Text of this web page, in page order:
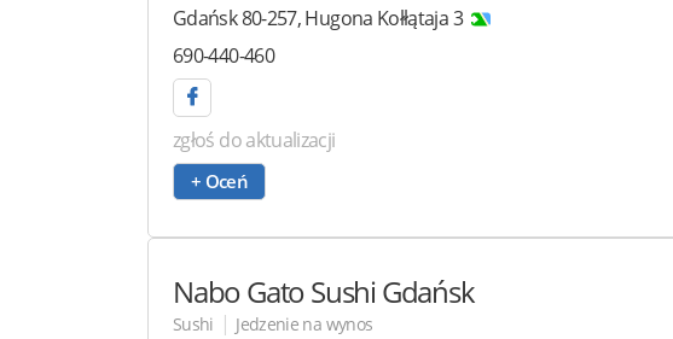
Gdańsk80-257,Hugona Kołłątaja 3
690-440-460
zgłoś do aktualizacji
+ Oceń
Nabo Gato SushiGdańsk
Sushi | Jedzenie na wynos